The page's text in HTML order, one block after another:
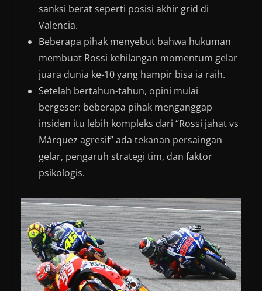
sanksi berat seperti posisi akhir grid di
Valencia.
Beberapa pihak menyebut bahwa hukuman
membuat Rossi kehilangan momentum gelar
juara dunia ke-10 yang hampir bisa ia raih.
Setelah bertahun-tahun, opini mulai
bergeser: beberapa pihak menganggap
insiden itu lebih kompleks dari “Rossi jahat vs
Márquez agresif” ada tekanan persaingan
gelar, pengaruh strategi tim, dan faktor
psikologis.